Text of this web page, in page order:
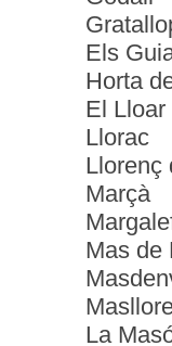
Els
Horta
El Lloar
Llorac
Llorenç
Marçà
Mas de
La